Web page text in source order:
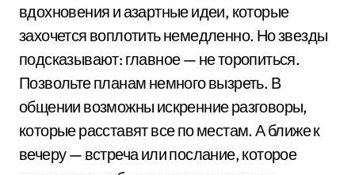
вдохновения и азартные идеи, которые
захочется воплотить немедленно. Но звезды
подсказывают: главное — не торопиться.
Позвольте планам немного вызреть. В
общении возможны искренние разговоры,
которые расставят все по местам. А ближе к
вечеру — встреча или послание, которое